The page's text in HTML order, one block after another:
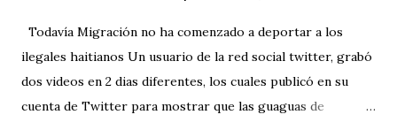
Todavía Migración no ha comenzado a deportar a los
ilegales haitianos Un usuario de la red social twitter, grabó
dos videos en 2 dias diferentes, los cuales publicó en su
cuenta de Twitter para mostrar que las guaguas de